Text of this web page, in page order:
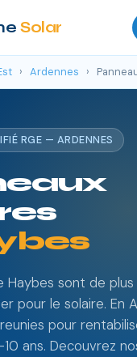
Solar
› Ardennes ›
RGE — ARDENNES
Haybes sont de plus
pour le solaire. En
pour
ans. Decouvrez